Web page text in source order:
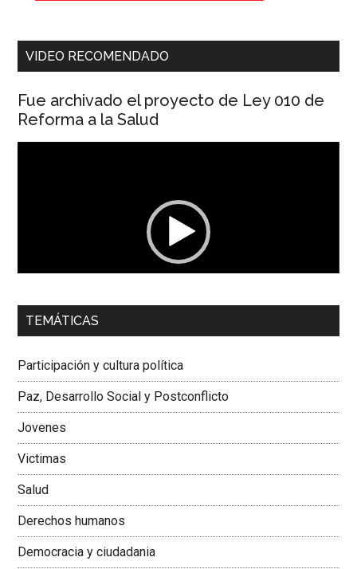
VIDEO RECOMENDADO
Fue archivado el proyecto de Ley 010 de
Reforma a la Salud
00:00 01:04
Dra. Carolina Corcho Mejía,Presidenta Corporación
Colombiana
TEMÁTICAS
Participación y cultura política
Paz, Desarrollo Social y Postconflicto
Jovenes
Victimas
Salud
Derechos humanos
Democracia y ciudadania